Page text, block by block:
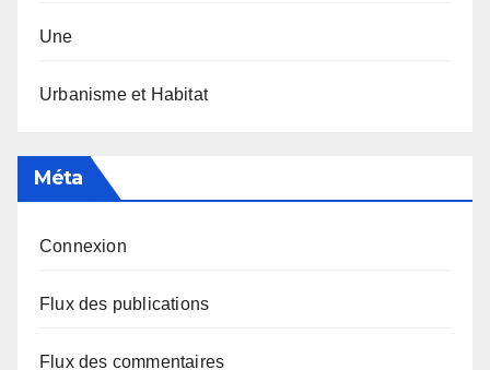
Une
Urbanisme et Habitat
Méta
Connexion
Flux des publications
Flux des commentaires